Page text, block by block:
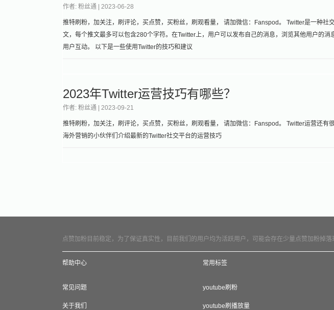
作者: 粉丝通 | 2023-06-28
推特刷粉，加关注，刷评论，买点赞，买粉丝，刷观看量， 请加微信：Fanspod。 Twitter是一种社
文，每个推文最多可以包含280个字符。在Twitter上，用户可以发布自己的消息，浏览其他用户的
用户互动。 以下是一些使用Twitter的技巧和建议
2023年Twitter运营技巧有哪些？
作者: 粉丝通 | 2023-09-21
推特刷粉，加关注，刷评论，买点赞，买粉丝，刷观看量， 请加微信：Fanspod。 Twitter运营还有
海外营销的小伙伴们介绍最新的Twitter社交平台的运营技巧
点赞加粉目前稳定，为了保证真实性，目前我们的用户均为活跃用户，可能会存在少量点赞加粉掉落
帮助中心
常见问题
关于我们
常用标签
youtube刷粉
youtube刷播放量